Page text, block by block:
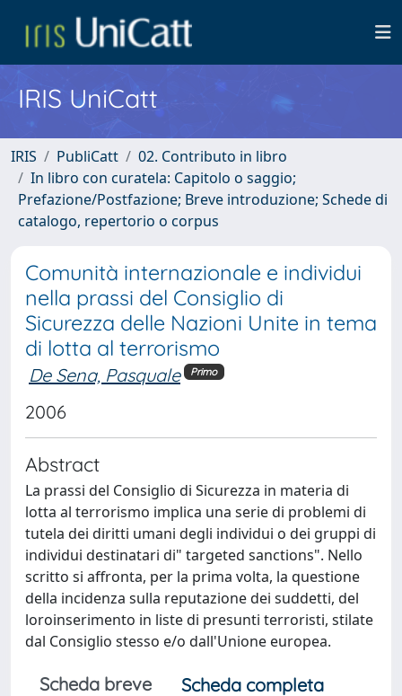
IRIS UniCatt
IRIS PubliCatt
02. Contributo in libro
In libro con curatela: Capitolo o saggio;
Prefazione/Postfazione; Breve introduzione; Schede di
catalogo, repertorio o corpus
Comunità internazionale e individui
nella prassi del Consiglio di
Sicurezza delle Nazioni Unite in tema
di lotta al terrorismo
De Sena, Pasquale Primo
2006
Abstract
La prassi del Consiglio di Sicurezza in materia di
lotta al terrorismo implica una serie di problemi di
tutela dei diritti umani degli individui o dei gruppi di
individui destinatari di" targeted sanctions". Nello
scritto si affronta, per la prima volta, la questione
della incidenza sulla reputazione dei suddetti, del
loroinserimento in liste di presunti terroristi, stilate
dal Consiglio stesso e/o dall'Unione europea.
Scheda breve
Scheda completa